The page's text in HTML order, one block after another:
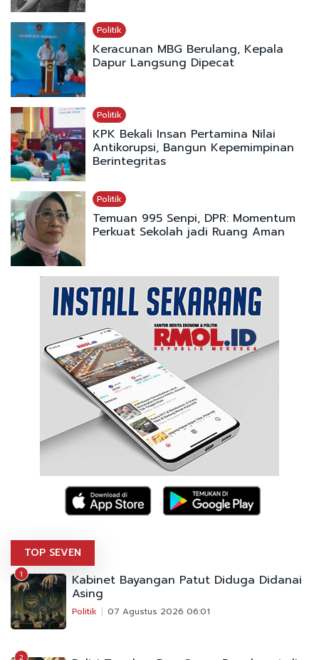
Politik
Keracunan MBG Berulang, Kepala
Dapur Langsung Dipecat
Politik
KPK Bekali Insan Pertamina Nilai
Antikorupsi, Bangun Kepemimpinan
Berintegritas
Politik
Temuan 995 Senpi, DPR: Momentum
Perkuat Sekolah jadi Ruang Aman
TOP SEVEN
1 Kabinet Bayangan Patut Diduga Didanai
Asing
Politik 07 Agustus 2026 06:01
2